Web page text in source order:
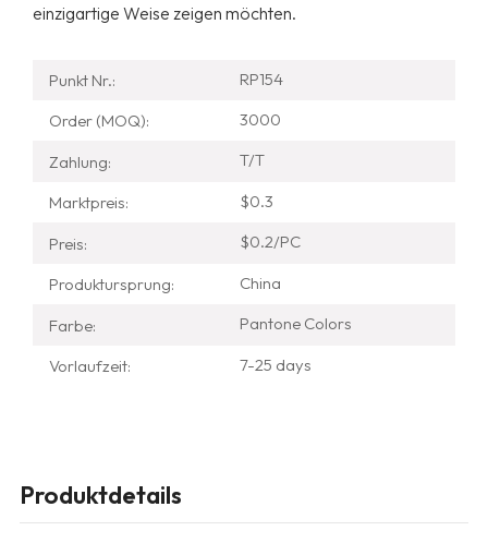
einzigartige Weise zeigen möchten.
Punkt Nr.: RP154
Order (MOQ): 3000
Zahlung: T/T
Marktpreis: $0.3
Preis: $0.2/PC
Produktursprung: China
Farbe: Pantone Colors
Vorlaufzeit: 7-25 days
Produktdetails